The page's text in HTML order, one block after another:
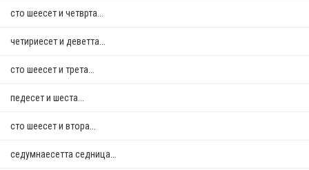
сто шеесет и четврта...
четириесет и деветта...
сто шеесет и трета...
педесет и шеста...
сто шеесет и втора...
седумнаесетта седница...